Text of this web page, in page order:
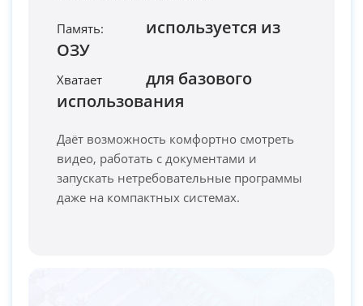
Память:
используется из
ОЗУ
Хватает
для базового
использования
Даёт возможность комфортно смотреть
видео, работать с документами и
запускать нетребовательные программы
даже на компактных системах.